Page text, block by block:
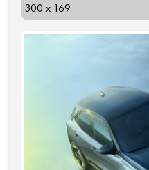
300 x 169